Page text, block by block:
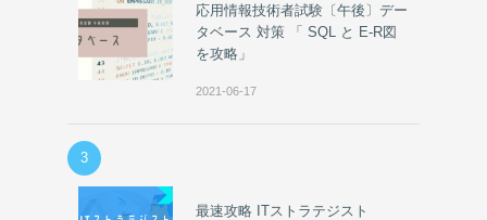
応用情報技術者試験〔午後〕デー
タベース 対策 「 SQL と E-R図
を攻略」
2021-06-17
3
最速攻略 ITストラテジスト